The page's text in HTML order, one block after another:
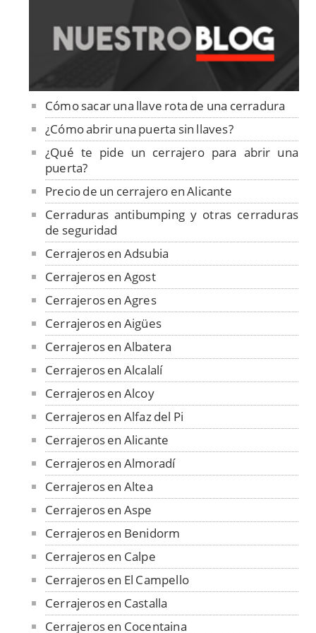
Cómo sacar una llave rota de una cerradura
¿Cómo abrir una puerta sin llaves?
¿Qué te pide un cerrajero para abrir una
puerta?
Precio de un cerrajero en Alicante
Cerraduras antibumping y otras cerraduras
de seguridad
Cerrajeros en Adsubia
Cerrajeros en Agost
Cerrajeros en Agres
Cerrajeros en Aigües
Cerrajeros en Albatera
Cerrajeros en Alcalalí
Cerrajeros en Alcoy
Cerrajeros en Alfaz del Pi
Cerrajeros en Alicante
Cerrajeros en Almoradí
Cerrajeros en Altea
Cerrajeros en Aspe
Cerrajeros en Benidorm
Cerrajeros en Calpe
Cerrajeros en El Campello
Cerrajeros en Castalla
Cerrajeros en Cocentaina